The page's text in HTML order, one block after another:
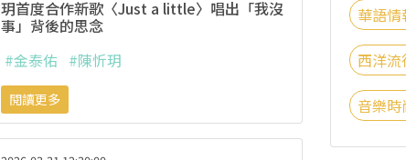
華語情
西洋流
音樂時
玥首度合作新歌〈Just a little〉唱出「我沒
事」背後的思念
#金泰佑 #陳忻玥
閱讀更多